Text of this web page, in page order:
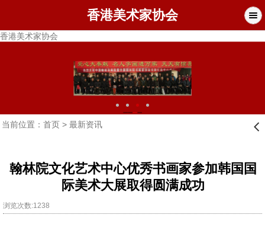
香港美术家协会
香港美术家协会
当前位置： 首页> 最新资讯 󰊒
翰林院文化艺术中心优秀书画家参加韩国国
际美术大展取得圆满成功
浏览次数:1238